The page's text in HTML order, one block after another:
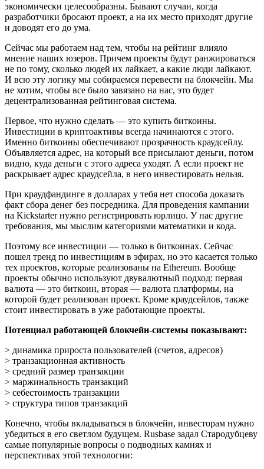
экономически целесообразны. Бывают случаи, когда
разработчики бросают проект, а на их место приходят другие
и доводят его до ума.
Сейчас мы работаем над тем, чтобы на рейтинг влияло
мнение наших юзеров. Причем проекты будут ранжироваться
не по тому, сколько людей их лайкает, а какие люди лайкают.
И всю эту логику мы собираемся перевести на блокчейн. Мы
не хотим, чтобы все было завязано на нас, это будет
децентрализованная рейтинговая система.
Первое, что нужно сделать — это купить биткоины.
Инвестиции в криптоактивы всегда начинаются с этого.
Именно биткоины обеспечивают прозрачность краудсейлу.
Объявляется адрес, на который все присылают деньги, потом
видно, куда деньги с этого адреса уходят. А если проект не
раскрывает адрес краудсейла, в него инвестировать нельзя.
При краудфандинге в долларах у тебя нет способа доказать
факт сбора денег без посредника. Для проведения кампании
на Kickstarter нужно регистрировать юрлицо. У нас другие
требования, мы мыслим категориями математики и кода.
Поэтому все инвестиции — только в биткоинах. Сейчас
пошeл тренд по инвестициям в эфирах, но это касается только
тех проектов, которые реализованы на Ethereum. Вообще
проекты обычно используют двувалютный подход: первая
валюта — это биткоин, вторая — валюта платформы, на
которой будет реализован проект. Кроме краудсейлов, также
стоит инвестировать в уже работающие проекты.
Потенциал работающей блокчейн-системы показывают:
> динамика прироста пользователей (счетов, адресов)
> транзакционная активность
> средний размер транзакции
> маржинальность транзакций
> себестоимость транзакции
> структура типов транзакций
Конечно, чтобы вкладываться в блокчейн, инвесторам нужно
убедиться в его светлом будущем. Rusbase задал Стародубцеву
самые популярные вопросы о подводных камнях и
перспективах этой технологии: